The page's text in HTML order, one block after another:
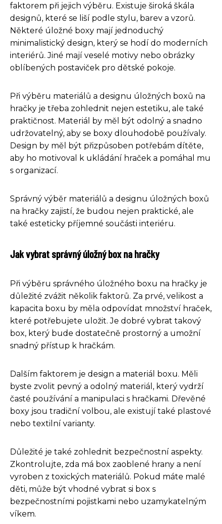
faktorem při jejich výběru. Existuje široká škála
designů, které se liší podle stylu, barev a vzorů.
Některé úložné boxy mají jednoduchý
minimalistický design, který se hodí do moderních
interiérů. Jiné mají veselé motivy nebo obrázky
oblíbených postaviček pro dětské pokoje.
Při výběru materiálů a designu úložných boxů na
hračky je třeba zohlednit nejen estetiku, ale také
praktičnost. Materiál by měl být odolný a snadno
udržovatelný, aby se boxy dlouhodobě používaly.
Design by měl být přizpůsoben potřebám dítěte,
aby ho motivoval k ukládání hraček a pomáhal mu
s organizací.
Správný výběr materiálů a designu úložných boxů
na hračky zajistí, že budou nejen praktické, ale
také esteticky příjemné součásti interiéru.
Jak vybrat správný úložný box na hračky
Při výběru správného úložného boxu na hračky je
důležité zvážit několik faktorů. Za prvé, velikost a
kapacita boxu by měla odpovídat množství hraček,
které potřebujete uložit. Je dobré vybrat takový
box, který bude dostatečně prostorný a umožní
snadný přístup k hračkám.
Dalším faktorem je design a materiál boxu. Měli
byste zvolit pevný a odolný materiál, který vydrží
časté používání a manipulaci s hračkami. Dřevěné
boxy jsou tradiční volbou, ale existují také plastové
nebo textilní varianty.
Důležité je také zohlednit bezpečnostní aspekty.
Zkontrolujte, zda má box zaoblené hrany a není
vyroben z toxických materiálů. Pokud máte malé
děti, může být vhodné vybrat si box s
bezpečnostními pojistkami nebo uzamykatelným
víkem.